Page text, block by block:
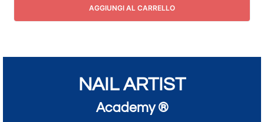
AGGIUNGI AL CARRELLO
NAIL ARTIST
Academy ®